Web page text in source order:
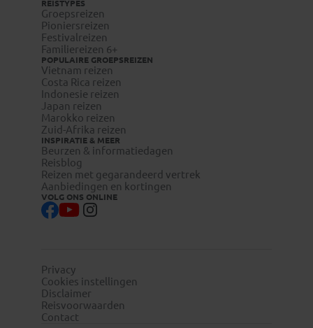
REISTYPES
Groepsreizen
Pioniersreizen
Festivalreizen
Familiereizen 6+
POPULAIRE GROEPSREIZEN
Vietnam reizen
Costa Rica reizen
Indonesie reizen
Japan reizen
Marokko reizen
Zuid-Afrika reizen
INSPIRATIE & MEER
Beurzen & informatiedagen
Reisblog
Reizen met gegarandeerd vertrek
Aanbiedingen en kortingen
VOLG ONS ONLINE
Privacy
Cookies instellingen
Disclaimer
Reisvoorwaarden
Contact